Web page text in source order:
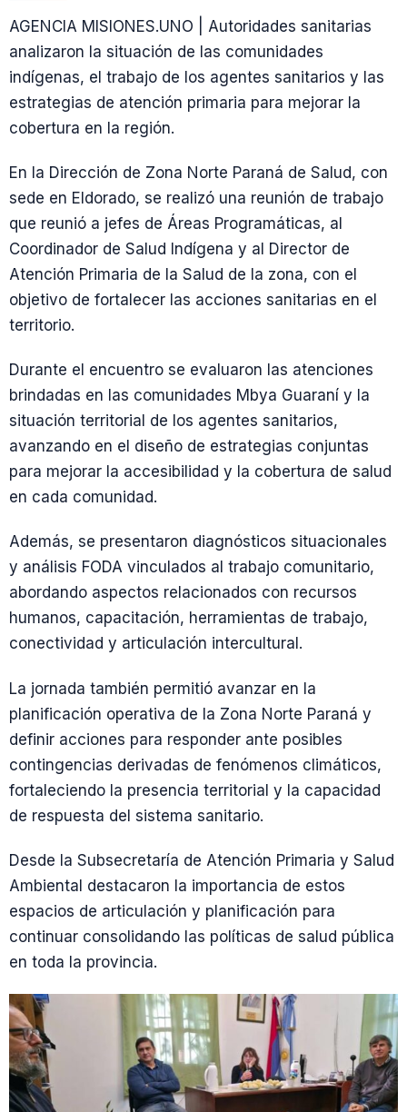
AGENCIA MISIONES.UNO | Autoridades sanitarias
analizaron la situación de las comunidades
indígenas, el trabajo de los agentes sanitarios y las
estrategias de atención primaria para mejorar la
cobertura en la región.
En la Dirección de Zona Norte Paraná de Salud, con
sede en Eldorado, se realizó una reunión de trabajo
que reunió a jefes de Áreas Programáticas, al
Coordinador de Salud Indígena y al Director de
Atención Primaria de la Salud de la zona, con el
objetivo de fortalecer las acciones sanitarias en el
territorio.
Durante el encuentro se evaluaron las atenciones
brindadas en las comunidades Mbya Guaraní y la
situación territorial de los agentes sanitarios,
avanzando en el diseño de estrategias conjuntas
para mejorar la accesibilidad y la cobertura de salud
en cada comunidad.
Además, se presentaron diagnósticos situacionales
y análisis FODA vinculados al trabajo comunitario,
abordando aspectos relacionados con recursos
humanos, capacitación, herramientas de trabajo,
conectividad y articulación intercultural.
La jornada también permitió avanzar en la
planificación operativa de la Zona Norte Paraná y
definir acciones para responder ante posibles
contingencias derivadas de fenómenos climáticos,
fortaleciendo la presencia territorial y la capacidad
de respuesta del sistema sanitario.
Desde la Subsecretaría de Atención Primaria y Salud
Ambiental destacaron la importancia de estos
espacios de articulación y planificación para
continuar consolidando las políticas de salud pública
en toda la provincia.